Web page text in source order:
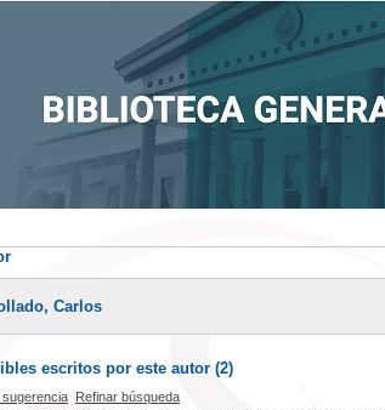
Carlos
escritos por este autor (2)
Refinar búsqueda